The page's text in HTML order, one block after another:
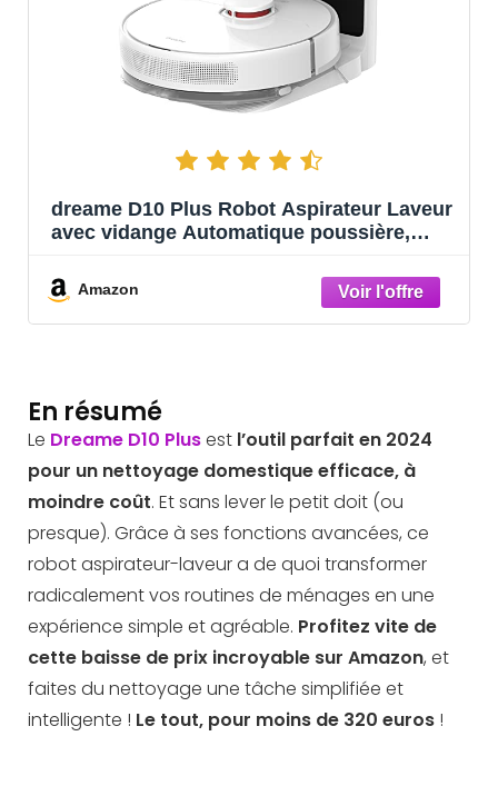
dreame D10 Plus Robot Aspirateur Laveur
avec vidange Automatique poussière,
Aspiration 4000Pa Tapis et Poils
d’animaux, Batterie 170 Min,
WiFi/APP/Alexa
Amazon
En résumé
Le Dreame D10 Plusest l’outil parfait en 2024
pour un nettoyage domestique efficace, à
moindre coût. Et sans lever le petit doit (ou
presque). Grâce à ses fonctions avancées, ce
robot aspirateur-laveur a de quoi transformer
radicalement vos routines de ménages en une
expérience simple et agréable. Profitez vite de
cette baisse de prix incroyable sur Amazon, et
faites du nettoyage une tâche simplifiée et
intelligente ! Le tout, pour moins de 320 euros !